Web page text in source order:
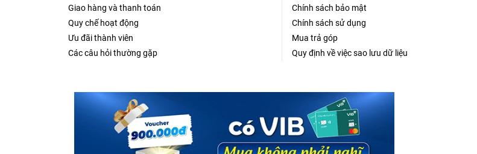
Giao hàng và thanh toán
Quy chế hoạt động
Ưu đãi thành viên
Các câu hỏi thường gặp
Chính sách bảo mật
Chính sách sử dụng
Mua trả góp
Quy định về việc sao lưu dữ liệu